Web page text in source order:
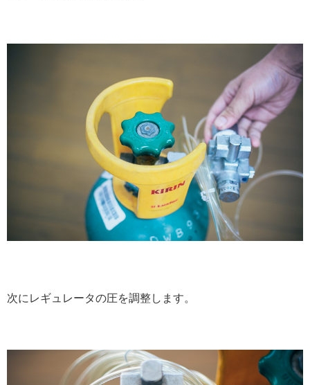
次にレギュレータの圧を調整します。